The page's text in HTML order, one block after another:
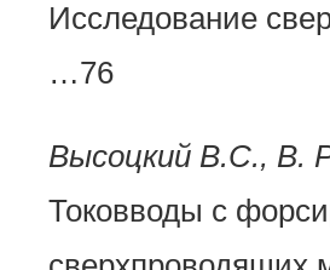
Исследование
…76
Высоцкий В.С., В.
Токовводы с